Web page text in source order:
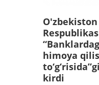
O'zbekiston
himoya
kirdi